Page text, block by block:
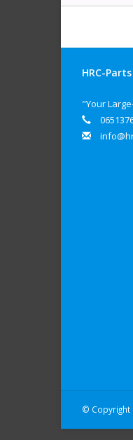
HRC-Parts
"Your
© Copyright